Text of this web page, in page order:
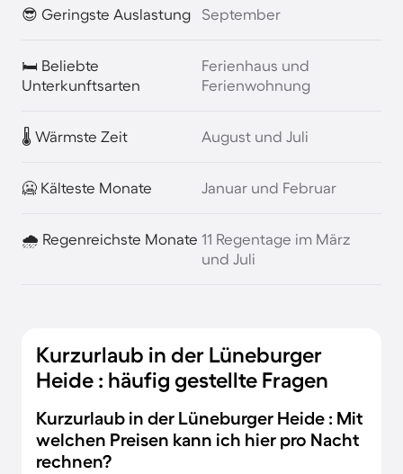
😎 Geringste Auslastung September
🛏️ Beliebte
Unterkunftsarten
Ferienhaus und
Ferienwohnung
🌡️ Wärmste Zeit August und Juli
🥶 Kälteste Monate Januar und Februar
🌧️ Regenreichste Monate 11 Regentage im März
und Juli
Kurzurlaub in der Lüneburger
Heide : häufig gestellte Fragen
Kurzurlaub in der Lüneburger Heide : Mit
welchen Preisen kann ich hier pro Nacht
rechnen?